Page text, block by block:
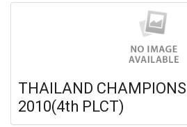
THAILAND
2010(4th PLCT)